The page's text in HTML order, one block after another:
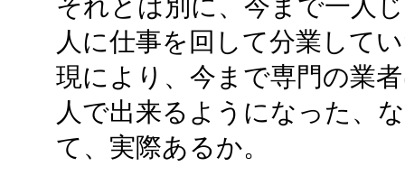
それとは別に、今まで一人
人に仕事を回して分業して
現により、今まで専門の業
人で出来るようになった、
て、実際あるか。